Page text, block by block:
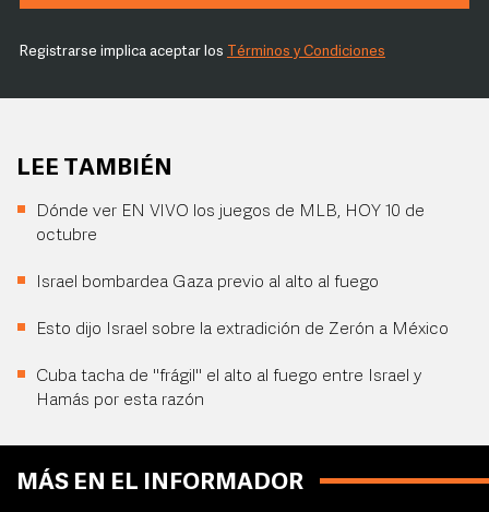
Registrarse implica aceptar los Términos y Condiciones
LEE TAMBIÉN
Dónde ver EN VIVO los juegos de MLB, HOY 10 de
octubre
Israel bombardea Gaza previo al alto al fuego
Esto dijo Israel sobre la extradición de Zerón a México
Cuba tacha de "frágil" el alto al fuego entre Israel y
Hamás por esta razón
MÁS EN EL INFORMADOR